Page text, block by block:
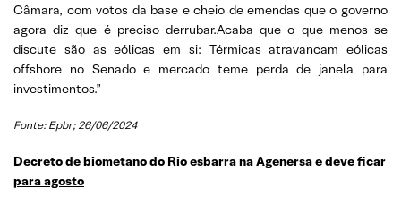
Câmara, com votos da base e cheio de emendas que o governo
agora diz que é preciso derrubar.Acaba que o que menos se
discute são as eólicas em si: Térmicas atravancam eólicas
offshore no Senado e mercado teme perda de janela para
investimentos.”
Fonte: Epbr; 26/06/2024
Decreto de biometano do Rio esbarra na Agenersa e deve ficar
para agosto